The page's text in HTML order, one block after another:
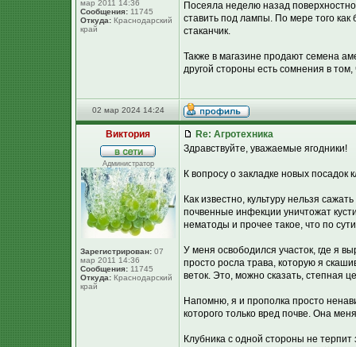
мар 2011 14:36
Сообщения: 11745
Откуда: Краснодарский
край
Посеяла неделю назад
ставить под лампы. По мере того
стаканчик.
Также в магазине продают семена
другой стороны есть сомнения в
02 мар 2024 14:24
Виктория
Администратор
Зарегистрирован: 07
мар 2011 14:36
Сообщения: 11745
Откуда: Краснодарский
край
Re: Агротехника
Здравствуйте, уважаемые ягодники!
К вопросу о закладке новых посадок
Как известно, культуру нельзя
почвенные инфекции уничтожат
нематоды и прочее такое, что по
У меня освободился участок, где я
просто росла трава, которую я
веток. Это, можно сказать, степная
Напомню, я и прополка просто
которого только вред почве. Она
Клубника с одной стороны не